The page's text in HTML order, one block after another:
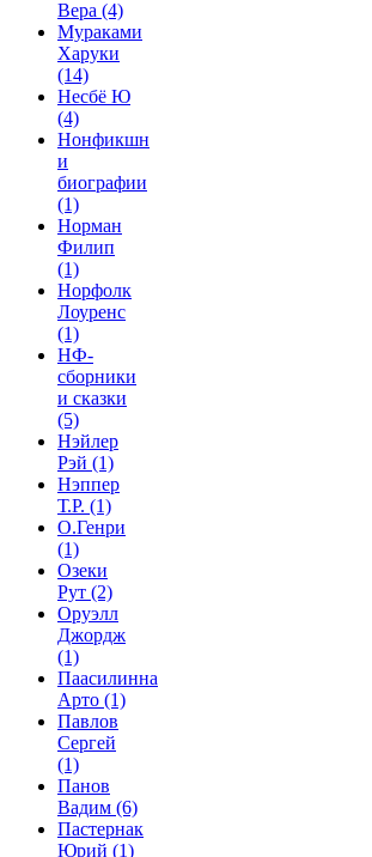
Вера (4)
Мураками
Харуки
(14)
Несбё Ю
(4)
Нонфикшн
и
биографии
(1)
Норман
Филип
(1)
Норфолк
Лоуренс
(1)
НФ-
сборники
и сказки
(5)
Нэйлер
Рэй (1)
Нэппер
Т.Р. (1)
О.Генри
(1)
Озеки
Рут (2)
Оруэлл
Джордж
(1)
Паасилинна
Арто (1)
Павлов
Сергей
(1)
Панов
Вадим (6)
Пастернак
Юрий (1)